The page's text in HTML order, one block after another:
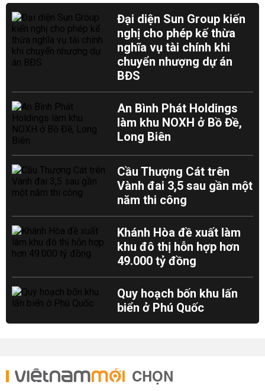
Đại diện Sun Group kiến
nghị cho phép kế thừa
nghĩa vụ tài chính khi
chuyển nhượng dự án
BĐS
An Bình Phát Holdings
làm khu NOXH ở Bồ Đề,
Long Biên
Cầu Thượng Cát trên
Vành đai 3,5 sau gần một
năm thi công
Khánh Hòa đề xuất làm
khu đô thị hỗn hợp hơn
49.000 tỷ đồng
Quy hoạch bốn khu lấn
biển ở Phú Quốc
CHỌN